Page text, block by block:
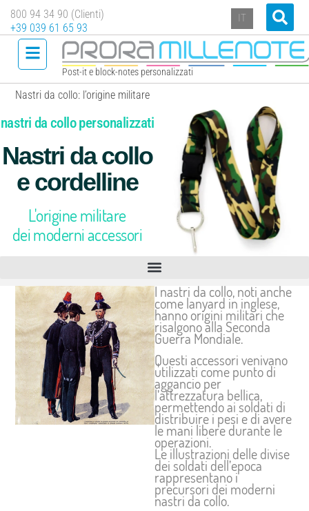
800 94 34 90 (Clienti)
+39 039 61 65 93
IT
Post-it e block-notes personalizzati
Nastri da collo: l’origine militare
nastri da collo personalizzati
Nastri da collo
e cordelline
L'origine militare
dei moderni accessori
I nastri da collo, noti anche
come lanyard in inglese,
hanno origini militari che
risalgono alla Seconda
Guerra Mondiale.
Questi accessori venivano
utilizzati come punto di
aggancio per
l’attrezzatura bellica,
permettendo ai soldati di
distribuire i pesi e di avere
le mani libere durante le
operazioni.
Le illustrazioni delle divise
dei soldati dell’epoca
rappresentano i
precursori dei moderni
nastri da collo.